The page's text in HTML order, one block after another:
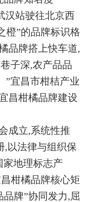
站驶往北京西
橙”的品牌标识格
品牌搭上快车道,
子深,农产品品
”宜昌市柑桔产业
昌柑橘品牌建设
成立,系统性推
,以法律与组织保
家地理标志产
柑橘品牌核心矩
品牌”协同发力,屈